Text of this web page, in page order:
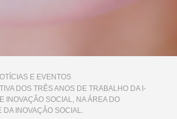
E EVENTOS
DOS TRÊS ANOS DE TRABALHO DA I-
INOVAÇÃO SOCIAL, NA ÁREA DO
INOVAÇÃO SOCIAL.